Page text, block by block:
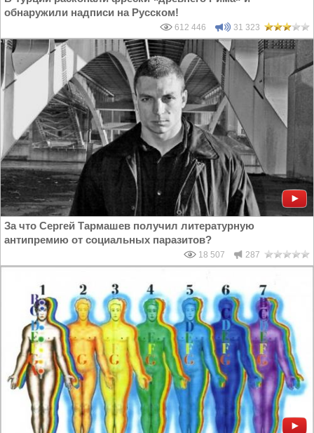
обнаружили надписи на Русском!
612 446 31 323
За что Сергей Тармашев получил литературную
антипремию от социальных паразитов?
18 507 287